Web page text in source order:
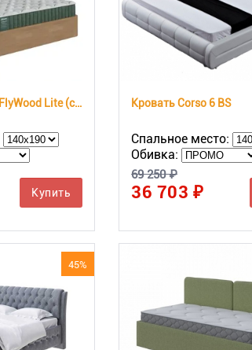
Парящая кровать FlyWood Lite (сосна)
Купить
Кровать Corso 6 BS
Спальное место:
Обивка:
69 250 ₽
36 703 ₽
45%